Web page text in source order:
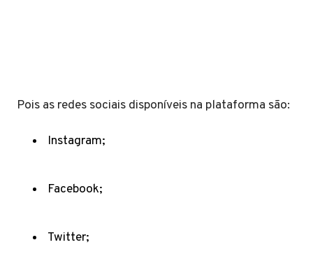
Pois as redes sociais disponíveis na plataforma são:
Instagram;
Facebook;
Twitter;